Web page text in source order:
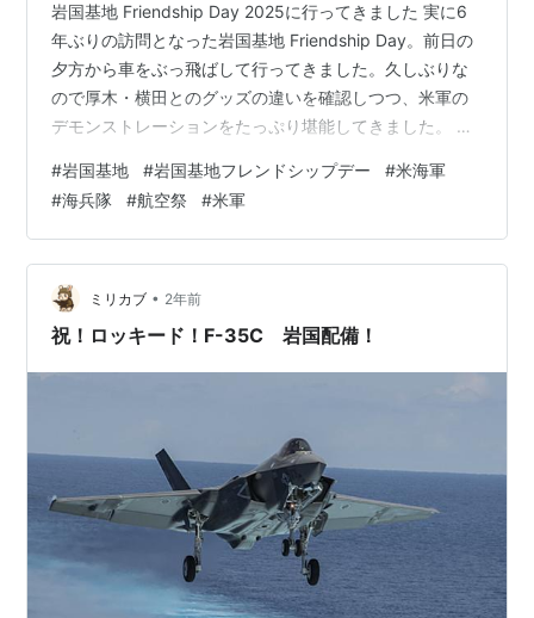
岩国基地 Friendship Day 2025に行ってきました 実に6
年ぶりの訪問となった岩国基地 Friendship Day。前日の
夕方から車をぶっ飛ばして行ってきました。久しぶりな
ので厚木・横田とのグッズの違いを確認しつつ、米軍の
デモンストレーションをたっぷり堪能してきました。 撮
f/1.8 S （とiPhone）です。 ストレスMAXの入国 岩国基
地は並びはするものの、割とスムーズに入れていたので
今年も前回と同じパターンで行動したのですが、基地の
西門をくぐってからピクリとも動かず！！結局西門から
手荷物検査をパスす…
#岩国基地 #岩国基地フレンドシップデー #米海軍
#海兵隊 #航空祭 #米軍
ミリカブ • 2年前
祝！ロッキード！F-35C 岩国配備！